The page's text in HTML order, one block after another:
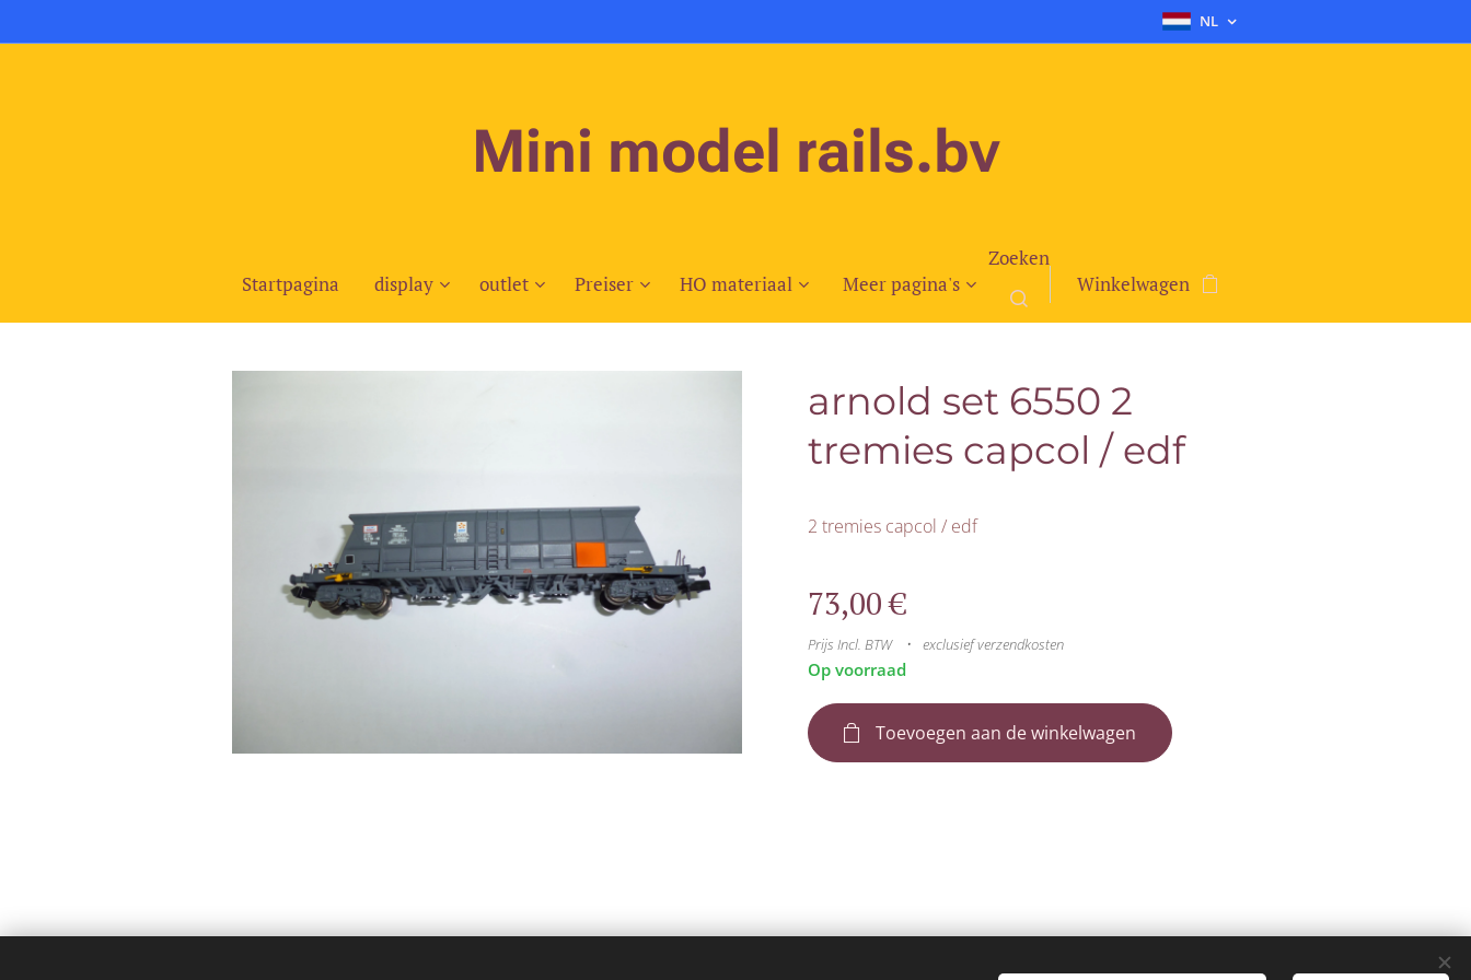
NL
Mini model rails.bv
Startpagina display outlet Preiser HO materiaal Meer pagina's
Zoeken
Winkelwagen
arnold set 6550 2
tremies capcol / edf
2 tremies capcol / edf
73,00€
Prijs Incl. BTW exclusief verzendkosten
Op voorraad
Toevoegen aan de winkelwagen